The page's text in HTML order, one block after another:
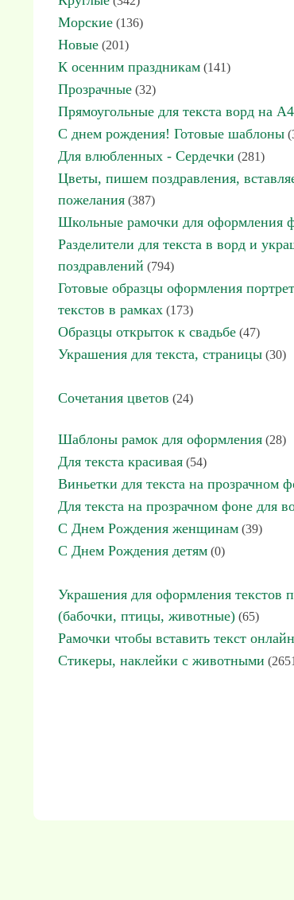
Морские (136)
Новые (201)
К осенним праздникам (141)
Прозрачные (32)
Прямоугольные для текста ворд на А4
С днем рождения! Готовые шаблоны
Для влюбленных - Сердечки (281)
Цветы, пишем поздравления,
пожелания (387)
Школьные рамочки для оформления
Разделители для текста в ворд и
поздравлений (794)
Готовые образцы оформления
текстов в рамках (173)
Образцы открыток к свадьбе (47)
Украшения для текста, страницы (30)
Сочетания цветов (24)
Шаблоны рамок для оформления (28)
Для текста красивая (54)
Виньетки для текста на прозрачном
Для текста на прозрачном фоне для
С Днем Рождения женщинам (39)
С Днем Рождения детям (0)
Украшения для оформления текстов
(бабочки, птицы, животные) (65)
Рамочки чтобы вставить текст онлайн
Стикеры, наклейки с животными